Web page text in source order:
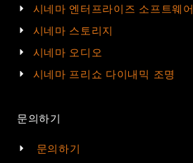
시네마 엔터프라이즈 소프트웨어
시네마 스토리지
시네마 오디오
시네마 프리쇼 다이내믹 조명
문의하기
문의하기